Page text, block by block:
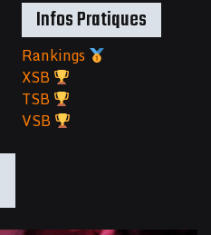
Infos Pratiques
Rankings
XSB
TSB
VSB